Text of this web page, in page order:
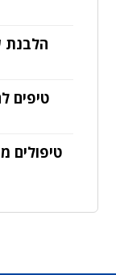
הלבנת
טיפים
טיפולים